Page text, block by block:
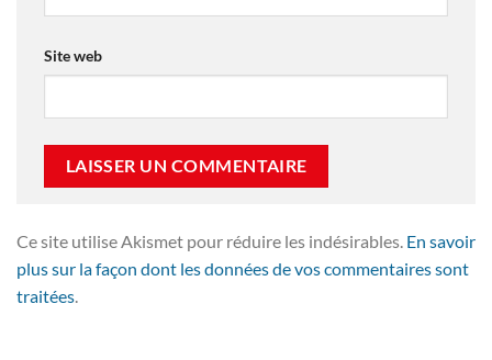
Site web
Ce site utilise Akismet pour réduire les indésirables. En savoir
plus sur la façon dont les données de vos commentaires sont
traitées.